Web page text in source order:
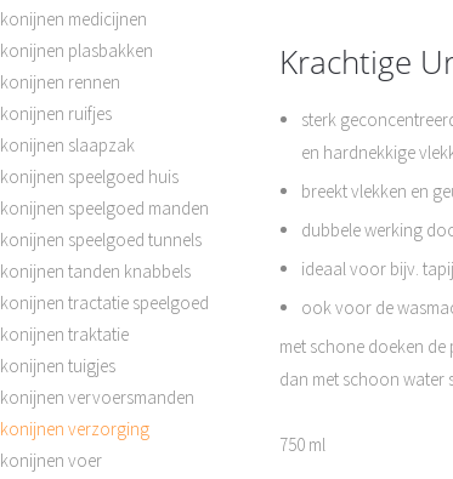
konijnen medicijnen
konijnen plasbakken
konijnen rennen
konijnen ruifjes
konijnen slaapzak
konijnen speelgoed huis
konijnen speelgoed manden
konijnen speelgoed tunnels
konijnen tanden knabbels
konijnen tractatie speelgoed
konijnen traktatie
konijnen tuigjes
konijnen vervoersmanden
konijnen verzorging
konijnen voer
Krachtige
sterk
en hardnekkige
breekt vlekken en
dubbele werking
ideaal voor bijv.
ook voor de
met schone doeken
dan met schoon water
750 ml